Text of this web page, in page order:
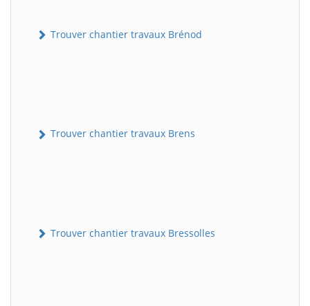
Trouver chantier travaux Brénod
Trouver chantier travaux Brens
Trouver chantier travaux Bressolles